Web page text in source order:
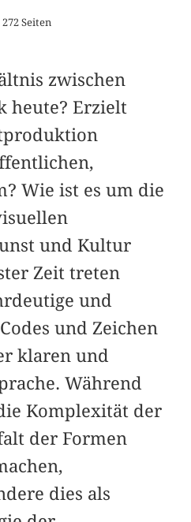
272 Seiten
zwischen
heute? Erzielt
Wie ist es um die
und Kultur
Zeit treten
und
und Zeichen
klaren und
Während
Komplexität der
der Formen
dies als